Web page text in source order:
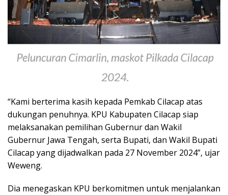
“Kami berterima kasih kepada Pemkab Cilacap atas
dukungan penuhnya. KPU Kabupaten Cilacap siap
melaksanakan pemilihan Gubernur dan Wakil
Gubernur Jawa Tengah, serta Bupati, dan Wakil Bupati
Cilacap yang dijadwalkan pada 27 November 2024”, ujar
Weweng.
Dia menegaskan KPU berkomitmen untuk menjalankan